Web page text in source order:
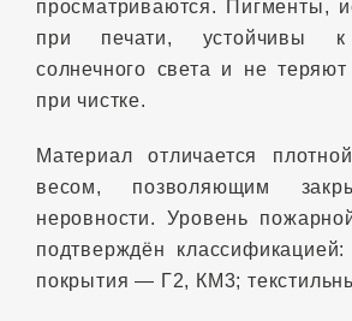
просматриваются. Пигменты,
при печати, устойчивы к
солнечного света и не
при чистке.
Материал отличается
весом, позволяющим
неровности. Уровень
подтверждён
покрытия — Г2, КМ3;